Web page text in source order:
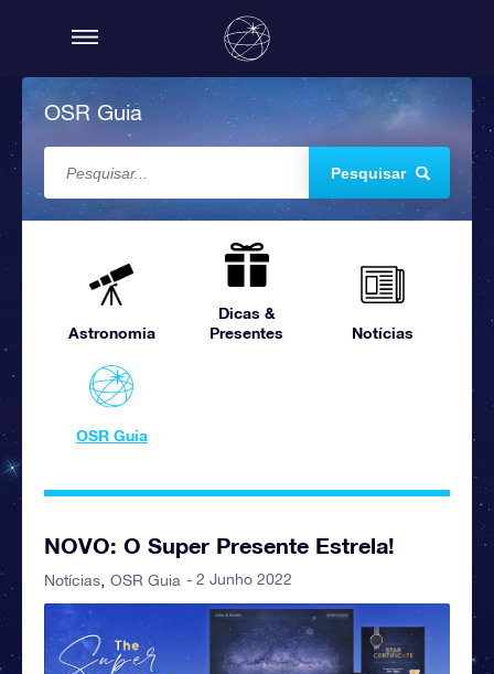
OSR Guia
Pesquisar
Astronomia
Dicas &
Presentes
Notícias
OSR Guia
NOVO: O Super Presente Estrela!
Notícias OSR Guia - 2 Junho 2022